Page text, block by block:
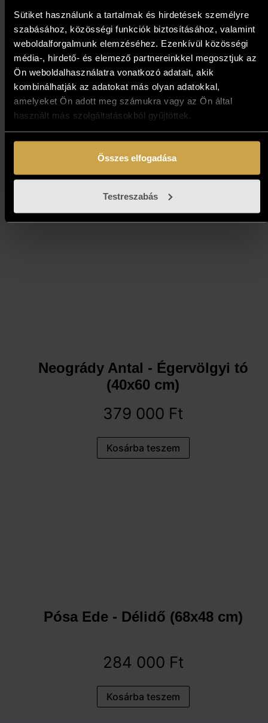
Sütiket használunk a tartalmak és hirdetések személyre
szabásához, közösségi funkciók biztosításához, valamint
weboldalforgalmunk elemzéséhez. Ezenkívül közösségi
média-, hirdető- és elemező partnereinkkel megosztjuk az
Ön weboldalhasználatra vonatkozó adatait, akik
kombinálhatják az adatokat más olyan adatokkal,
amelyeket Ön adott meg számukra vagy az Ön által
használt más szolgáltatásokból gyűjtöttek.
Összes elfogadása
Testreszabás
Bihon Győző - Szentendre
(40x100 cm)
492 000Ft
Kosárba teszem
Neogrády Antal - Égervölgyi tó
(40x60 cm)
379 000 Ft
Kosárba teszem
Pósa Ede - Délidő (68x48 cm)
284 000 Ft
Kosárba teszem